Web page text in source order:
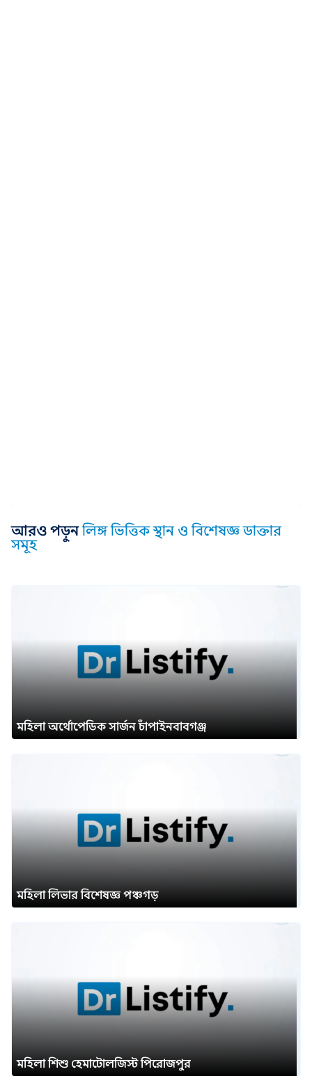
আরও পড়ুন লিঙ্গ ভিত্তিক স্থান ও বিশেষজ্ঞ ডাক্তার
সমূহ
মহিলা অর্থোপেডিক সার্জন চাঁপাইনবাবগঞ্জ
মহিলা লিভার বিশেষজ্ঞ পঞ্চগড়
মহিলা শিশু হেমাটোলজিস্ট পিরোজপুর